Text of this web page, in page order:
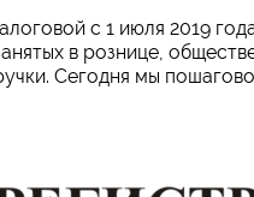
с 1 июля 2019
в рознице,
Сегодня мы